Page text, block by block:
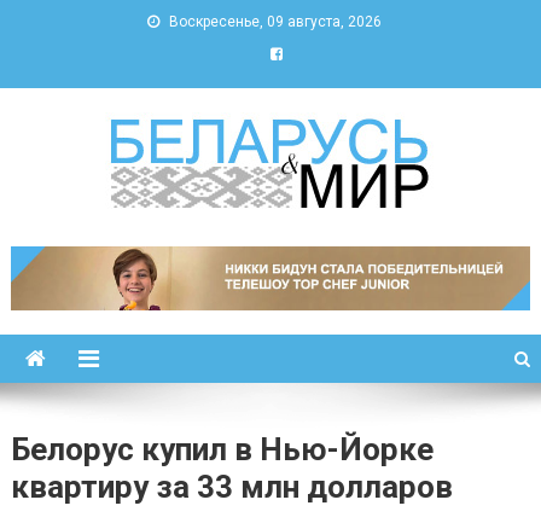
Воскресенье, 09 августа, 2026
Беларусь и мир
Белорус купил в Нью-Йорке
квартиру за 33 млн долларов